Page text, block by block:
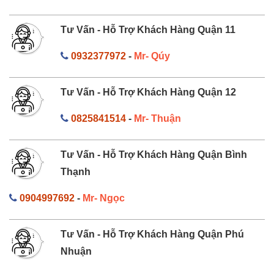
Tư Vấn - Hỗ Trợ Khách Hàng Quận 11
0932377972- Mr- Qúy
Tư Vấn - Hỗ Trợ Khách Hàng Quận 12
0825841514- Mr- Thuận
Tư Vấn - Hỗ Trợ Khách Hàng Quận Bình
Thạnh
0904997692 - Mr- Ngọc
Tư Vấn - Hỗ Trợ Khách Hàng Quận Phú
Nhuận